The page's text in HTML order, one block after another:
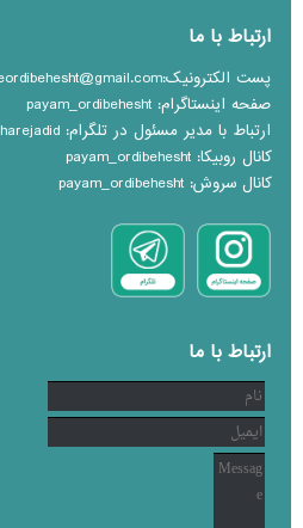
ارتباط با ما
پست الکترونیک:payameordibehesht@gmail.com
صفحه اینستاگرام: payam_ordibehesht
ارتباط با مدیر مسئول در تلگرام: baharejadid
کانال روبیکا: payam_ordibehesht
کانال سروش: payam_ordibehesht
ارتباط با ما